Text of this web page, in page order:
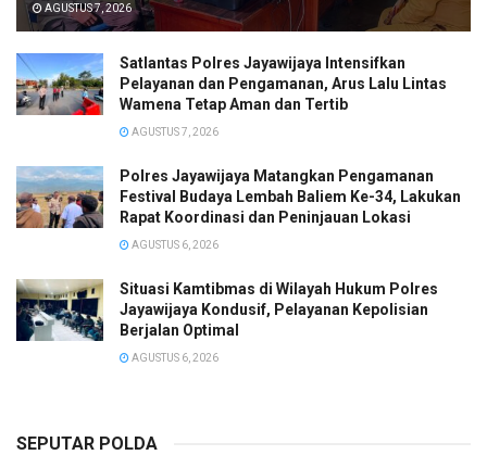
AGUSTUS 7, 2026
Satlantas Polres Jayawijaya Intensifkan
Pelayanan dan Pengamanan, Arus Lalu Lintas
Wamena Tetap Aman dan Tertib
AGUSTUS 7, 2026
Polres Jayawijaya Matangkan Pengamanan
Festival Budaya Lembah Baliem Ke-34, Lakukan
Rapat Koordinasi dan Peninjauan Lokasi
AGUSTUS 6, 2026
Situasi Kamtibmas di Wilayah Hukum Polres
Jayawijaya Kondusif, Pelayanan Kepolisian
Berjalan Optimal
AGUSTUS 6, 2026
SEPUTAR POLDA